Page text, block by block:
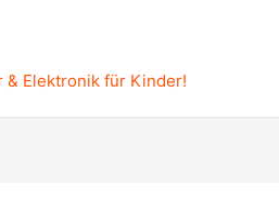
& Elektronik für Kinder!